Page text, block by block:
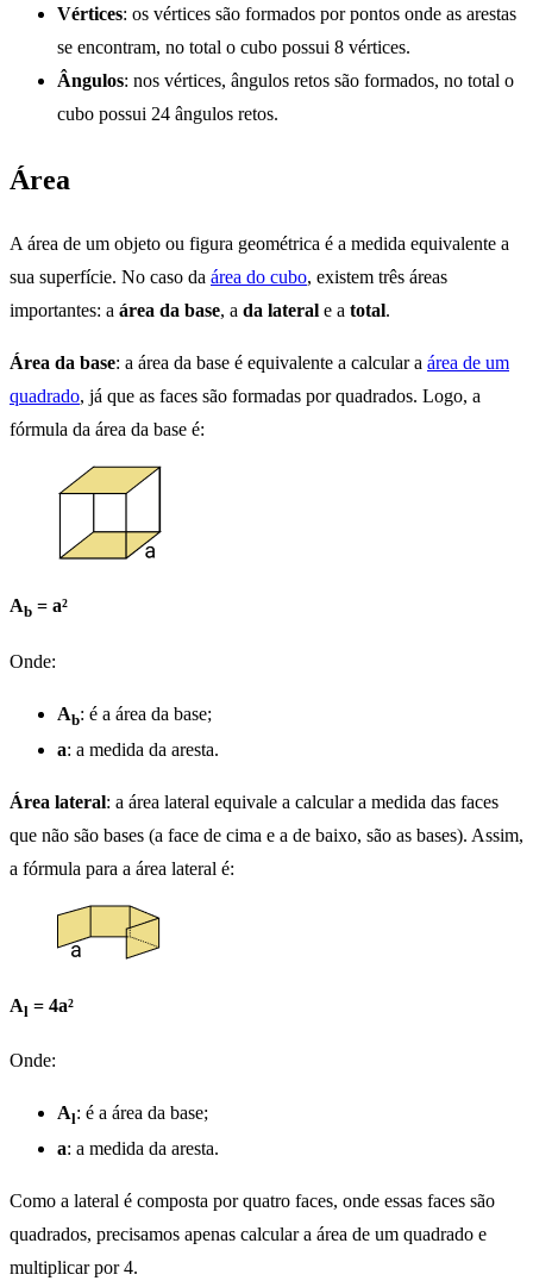
Vértices: os vértices são formados por pontos onde as arestas
se encontram, no total o cubo possui 8 vértices.
Ângulos: nos vértices, ângulos retos são formados, no total o
cubo possui 24 ângulos retos.
Área
A área de um objeto ou figura geométrica é a medida equivalente a
sua superfície. No caso da área do cubo, existem três áreas
importantes: a área da base, a da lateral e a total.
Área da base: a área da base é equivalente a calcular a área de um
quadrado, já que as faces são formadas por quadrados. Logo, a
fórmula da área da base é:
Ab = a²
Onde:
Ab: é a área da base;
a: a medida da aresta.
Área lateral: a área lateral equivale a calcular a medida das faces
que não são bases (a face de cima e a de baixo, são as bases). Assim,
a fórmula para a área lateral é:
Al = 4a²
Onde:
Al: é a área da base;
a: a medida da aresta.
Como a lateral é composta por quatro faces, onde essas faces são
quadrados, precisamos apenas calcular a área de um quadrado e
multiplicar por 4.